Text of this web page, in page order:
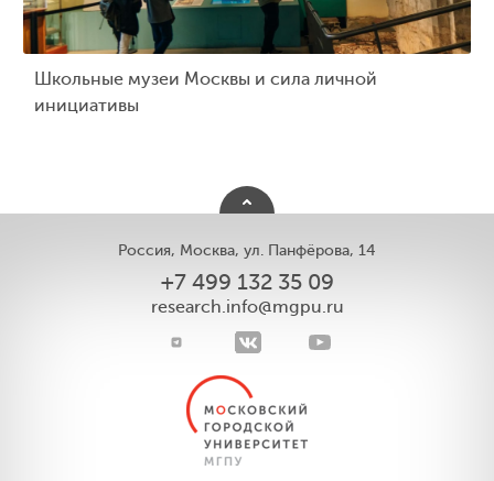
Школьные музеи Москвы и сила личной
инициативы
Россия, Москва, ул. Панфёрова, 14
+7 499 132 35 09
research.info@mgpu.ru